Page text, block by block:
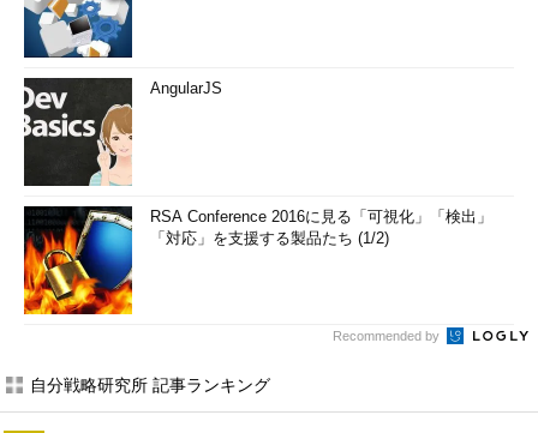
AngularJS
RSA Conference 2016に見る「可視化」「検出」
「対応」を支援する製品たち (1/2)
Recommended by
自分戦略研究所 記事ランキング